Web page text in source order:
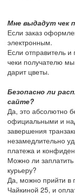
Мне выдадут чек
Если заказ
электронным.
Если отправитель
чеки получателю
дарит цветы.
Безопасно ли
сайте?
Да, это абсолютно
официальными и
завершения
незамедлительно
платежа и
Можно ли
курьеру?
Да, можно прийти в
Чайкиной 25, и